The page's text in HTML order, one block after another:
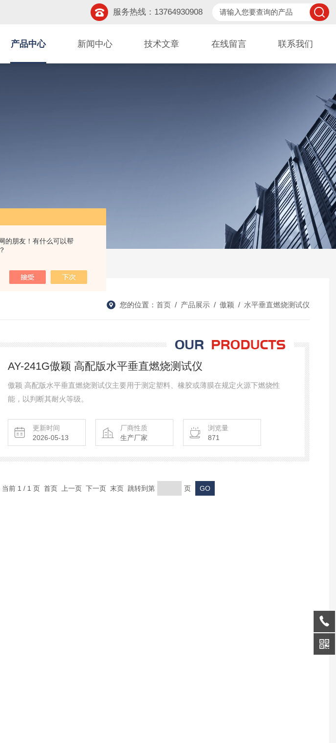
的朋友！有什么可以帮
服务热线：13764930908
产品中心 新闻中心 技术文章 在线留言 联系我们
您的位置： 首页 / 产品展示 / 傲颖 / 水平垂直燃烧测试仪
AY-241G傲颖 高配版水平垂直燃烧测试仪
傲颖 高配版水平垂直燃烧测试仪主要用于测定塑料、橡胶或薄膜在规定火源下燃烧性
能，以判断其耐火等级。
更新时间
2026-05-13
厂商性质
生产厂家
浏览量
871
当前 1 / 1 页 首页 上一页 下一页 末页 跳转到第 页